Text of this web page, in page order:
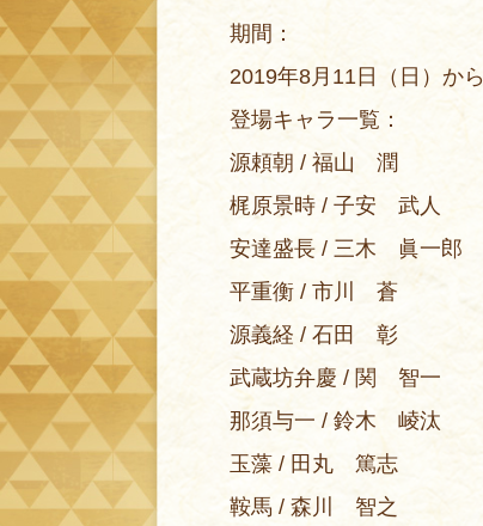
期間：
2019年8月11日（日）か
登場キャラ一覧：
源頼朝 / 福山 潤
梶原景時 / 子安 武人
安達盛長 / 三木 眞一郎
平重衡 / 市川 蒼
源義経 / 石田 彰
武蔵坊弁慶 / 関 智一
那須与一 / 鈴木 崚汰
玉藻 / 田丸 篤志
鞍馬 / 森川 智之